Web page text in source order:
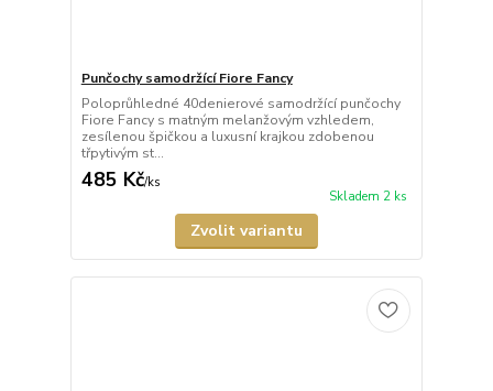
Punčochy samodržící Fiore Fancy
Poloprůhledné 40denierové samodržící punčochy
Fiore Fancy s matným melanžovým vzhledem,
zesílenou špičkou a luxusní krajkou zdobenou
třpytivým st...
485 Kč/ks
Skladem 2 ks
Zvolit variantu